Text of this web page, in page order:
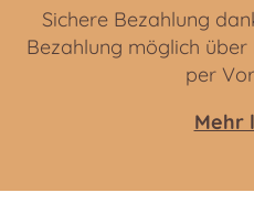
Sichere Bezahlung
Bezahlung möglich
per
Mehr